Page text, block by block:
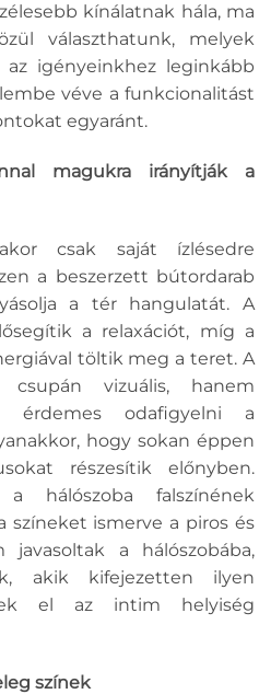
kínálatnak hála, ma
választhatunk, melyek
igényeinkhez leginkább
véve a funkcionalitást
egyaránt.
magukra irányítják a
csak saját ízlésedre
a beszerzett bútordarab
a tér hangulatát. A
a relaxációt, míg a
töltik meg a teret. A
vizuális, hanem
érdemes odafigyelni a
hogy sokan éppen
részesítik előnyben.
hálószoba falszínének
színeket ismerve a piros és
javasoltak a hálószobába,
akik kifejezetten ilyen
el az intim helyiség
színek